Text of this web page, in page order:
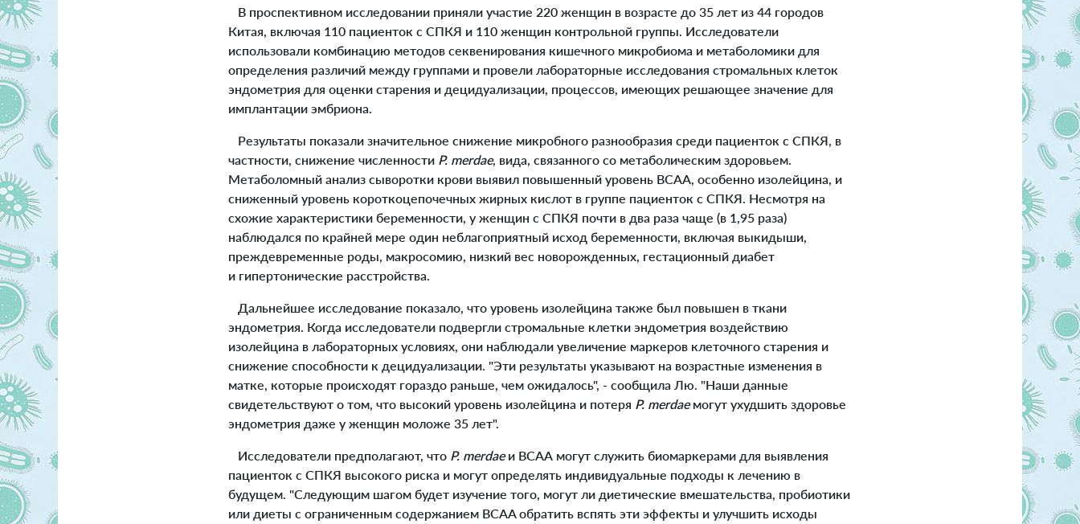
В проспективном исследовании приняли участие 220 женщин в возрасте до 35 лет из 44 городов
Китая, включая 110 пациенток с СПКЯ и 110 женщин контрольной группы. Исследователи
использовали комбинацию методов секвенирования кишечного микробиома и метаболомики для
определения различий между группами и провели лабораторные исследования стромальных клеток
эндометрия для оценки старения и децидуализации, процессов, имеющих решающее значение для
имплантации эмбриона.
Результаты показали значительное снижение микробного разнообразия среди пациенток с СПКЯ, в
частности, снижение численности P. merdae, вида, связанного со метаболическим здоровьем.
Метаболомный анализ сыворотки крови выявил повышенный уровень ВСАА, особенно изолейцина, и
сниженный уровень короткоцепочечных жирных кислот в группе пациенток с СПКЯ. Несмотря на
схожие характеристики беременности, у женщин с СПКЯ почти в два раза чаще (в 1,95 раза)
наблюдался по крайней мере один неблагоприятный исход беременности, включая выкидыши,
преждевременные роды, макросомию, низкий вес новорожденных, гестационный диабет
и гипертонические расстройства.
Дальнейшее исследование показало, что уровень изолейцина также был повышен в ткани
эндометрия. Когда исследователи подвергли стромальные клетки эндометрия воздействию
изолейцина в лабораторных условиях, они наблюдали увеличение маркеров клеточного старения и
снижение способности к децидуализации. "Эти результаты указывают на возрастные изменения в
матке, которые происходят гораздо раньше, чем ожидалось", - сообщила Лю. "Наши данные
свидетельствуют о том, что высокий уровень изолейцина и потеря P. merdaeмогут ухудшить здоровье
эндометрия даже у женщин моложе 35 лет".
Исследователи предполагают, что P. merdaeи ВСАА могут служить биомаркерами для выявления
пациенток с СПКЯ высокого риска и могут определять индивидуальные подходы к лечению в
будущем. "Следующим шагом будет изучение того, могут ли диетические вмешательства, пробиотики
или диеты с ограниченным содержанием BCAA обратить вспять эти эффекты и улучшить исходы